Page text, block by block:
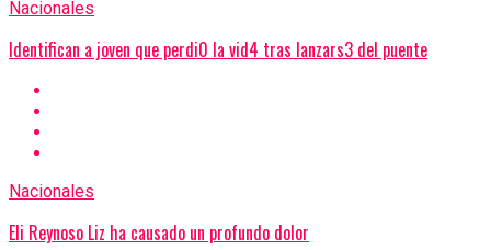
Nacionales
Identifican a joven que perdi0 la vid4 tras lanzars3 del puente
Nacionales
Eli Reynoso Liz ha causado un profundo dolor